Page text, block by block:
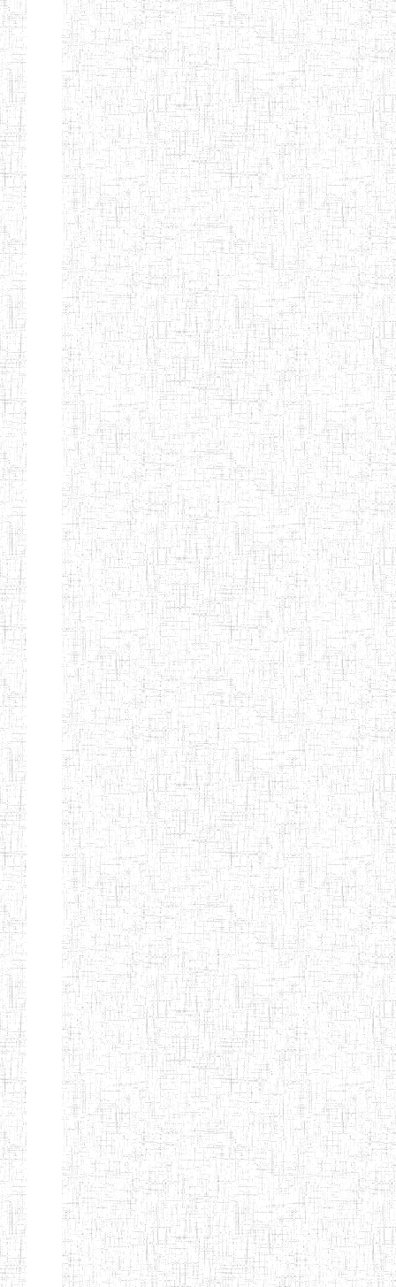
MODEL
INCLUSIVE
BILINGUAL
TEACHER
TRAINING
INSTITUTE
08/09/2015 ENIEG
CEFED/SPED/TTI
SANTA
17/11/2008 ENIEG
PTTC MBENGWI 06/08/1990 ENIEG
FULL GOSPEL
BTTC MBENGWI
02/10/1998 ENIEG
BAPTIST
TEACHERS
TRAINING
COLLEGE
08/08/1983 ENIEG
KENCHOLIA
TEACHER'S
TRAINING
COLLEGE
"K.T.T.C NDOP"
15/09/2015 ENIEG
ENIEG PRIVEE
BILINGUE
LAIQUE LES
PERFORMANCES
PEDAGOGIQUES
01/09/2015 ENIEG
ENIEG DU HAUT
NKAM
12/08/2013 ENIEG
ENIEG BILINGUE
DE L'IPEP DE
BANDJOUN
05/09/2003 ENIEG
ENIEG PRIVEE
NANFAH
07/09/2012 ENIEG
ENPIEG TERESA
JANE
14/03/2014 ENIEG
ENIEG
MODERNE
SAINTE MARIE
04/08/2010 ENIEG
ENIEG PRIVEE
04/08/2010 ENIEG